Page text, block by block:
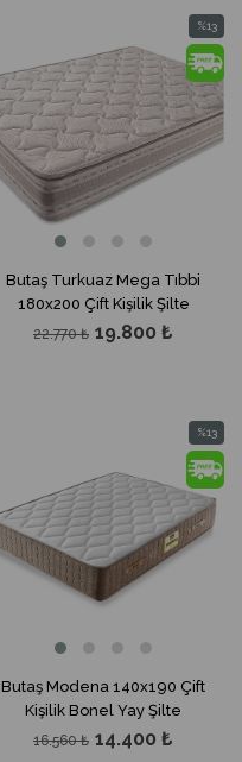
Butaş Turkuaz Mega Tıbbi
180x200 Çift Kişilik Şilte
19.800 ₺
22.770 ₺
%13
İndirim
Butaş Modena 140x190 Çift
Kişilik Bonel Yay Şilte
14.400 ₺
16.560 ₺
%13
İndirim